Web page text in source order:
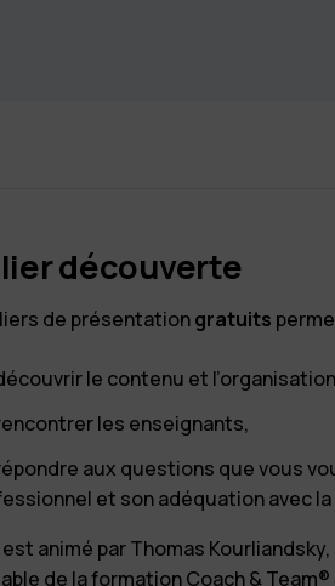
découverte
de présentationgratuits
le contenu et
les enseignants,
aux questions que vous
et son adéquation avec
est animé par Thomas
de la formation Coach &